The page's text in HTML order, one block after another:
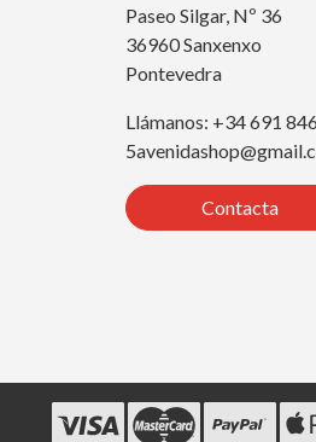
Paseo Silgar, Nº 36
36960 Sanxenxo
Pontevedra
Llámanos: +34 691
Contacta